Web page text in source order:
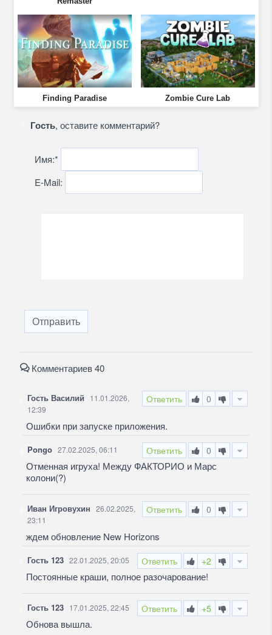
Finding Paradise Zombie Cure Lab
Гость, оставите комментарий?
Имя:*
E-Mail:
Отправить
Комментариев 40
Ответить 0
Гость Василий
11.01.2026,
12:39
Ошибки при запуске приложения.
Ответить 0
Pongo 27.02.2025, 06:11
Отменная игруха! Между ФАКТОРИО и Марс
колони(?)
Ответить 0
Иван Игровухин 26.02.2025,
23:11
ждем обновление New Horizons
Ответить +2
Гость 123 22.01.2025, 20:05
Постоянные краши, полное разочарование!
Ответить +5
Гость 123 17.01.2025, 22:45
Обнова вышла.